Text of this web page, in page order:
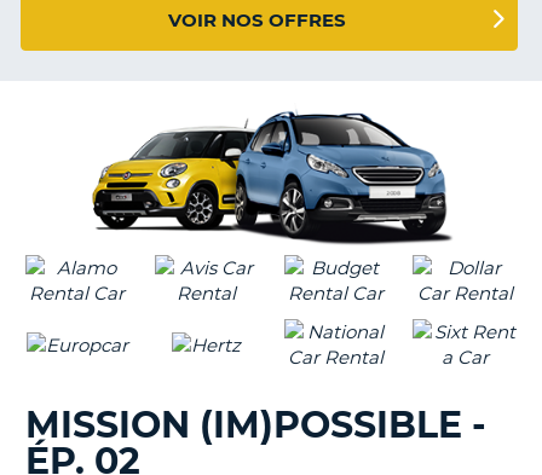
VOIR NOS OFFRES
MISSION (IM)POSSIBLE -
ÉP. 02